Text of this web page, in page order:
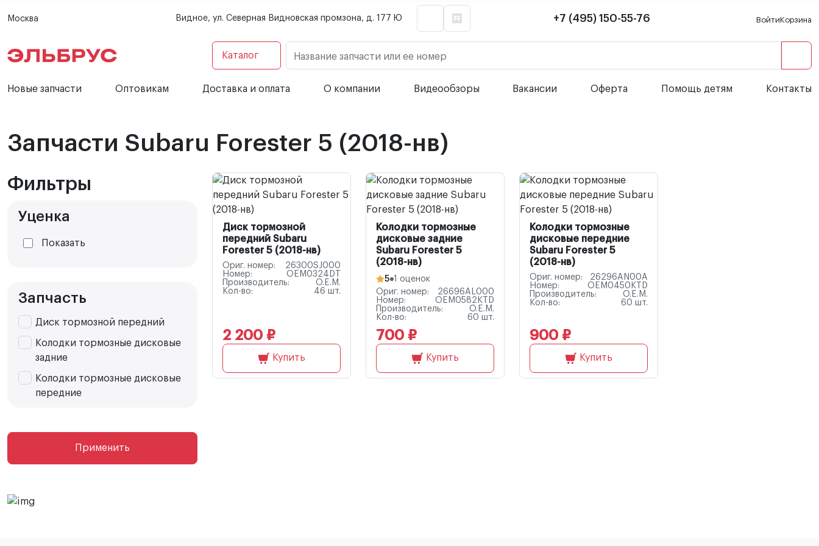
Москва Видное, ул. Северная Видновская промзона, д. 177 Ю +7 (495) 150-55-76 ВойтиКорзина
Каталог Название запчасти или ее номер
Новые запчасти Оптовикам Доставка и оплата О компании Видеообзоры Вакансии Оферта Помощь детям Контакты
Запчасти Subaru Forester 5 (2018-нв)
Фильтры
Уценка
Показать
Запчасть
Диск тормозной передний
Колодки тормозные дисковые
задние
Колодки тормозные дисковые
передние
Применить
Диск тормозной
передний Subaru
Forester 5 (2018-нв)
Ориг. номер:
26300SJ000
Номер:
OEM0324DT
Производитель:
O.E.M.
Кол-во:
46 шт.
2 200 ₽
Купить
Колодки тормозные
дисковые задние
Subaru Forester 5
(2018-нв)
5 1 оценок
Ориг. номер:
26696AL000
Номер:
OEM0582KTD
Производитель:
O.E.M.
Кол-во:
60 шт.
700 ₽
Купить
Колодки тормозные
дисковые передние
Subaru Forester 5
(2018-нв)
Ориг. номер:
26296AN00A
Номер:
OEM0450KTD
Производитель:
O.E.M.
Кол-во:
60 шт.
900 ₽
Купить